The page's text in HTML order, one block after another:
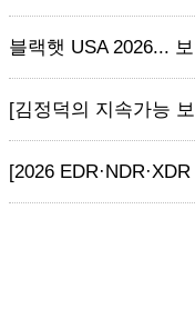
블랙햇 USA 2026...
[김정덕의 지속가능
[2026